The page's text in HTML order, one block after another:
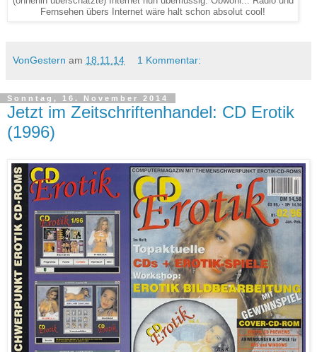
Fernsehen übers Internet wäre halt schon absolut cool!
VonGestern am 18.11.14 1 Kommentar:
Sonntag, 16. November 2014
Jetzt im Zeitschriftenhandel: CD Erotik
(1996)